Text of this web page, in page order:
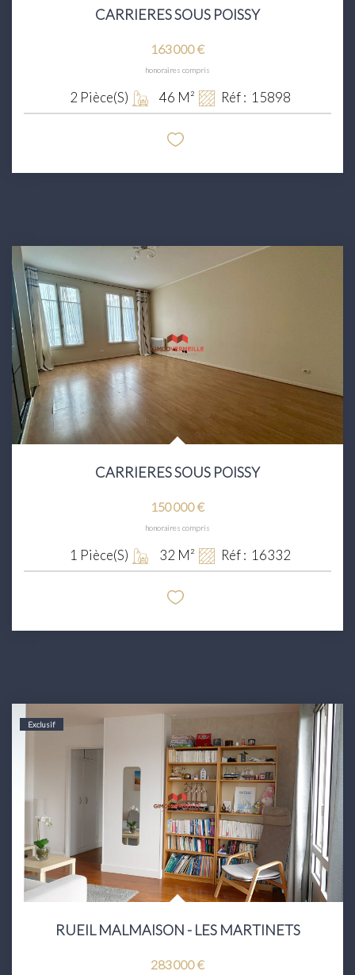
CARRIERES SOUS POISSY
163 000 €
honoraires compris
2 Pièce(s) 46 M² Réf : 15898
CARRIERES SOUS POISSY
150 000 €
honoraires compris
1 Pièce(s) 32 M² Réf : 16332
Exclusif
RUEIL MALMAISON - LES MARTINETS
283 000 €